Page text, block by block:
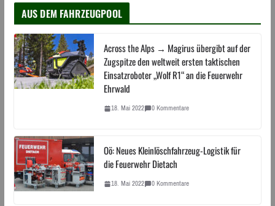
AUS DEM FAHRZEUGPOOL
Across the Alps → Magirus übergibt auf der
Zugspitze den weltweit ersten taktischen
Einsatzroboter „Wolf R1“ an die Feuerwehr
Ehrwald
18. Mai 2022 0 Kommentare
Oö: Neues Kleinlöschfahrzeug-Logistik für
die Feuerwehr Dietach
18. Mai 2022 0 Kommentare